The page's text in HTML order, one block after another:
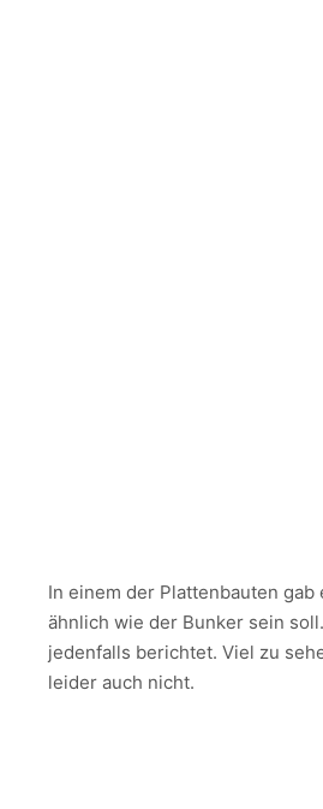
In einem der Plattenbauten gab
ähnlich wie der Bunker sein
jedenfalls berichtet. Viel zu
leider auch nicht.